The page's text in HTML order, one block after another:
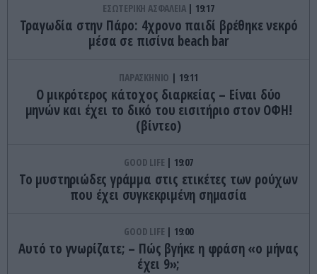
ΕΣΩΤΕΡΙΚΗ ΑΣΦΑΛΕΙΑ 19:17
Τραγωδία στην Πάρο: 4χρονο παιδί βρέθηκε νεκρό
μέσα σε πισίνα beach bar
ΠΑΡΑΣΚΗΝΙΟ 19:11
Ο μικρότερος κάτοχος διαρκείας – Είναι δύο
μηνών και έχει το δικό του εισιτήριο στον ΟΦΗ!
(βίντεο)
GOOD LIFE 19:07
Το μυστηριώδες γράμμα στις ετικέτες των ρούχων
που έχει συγκεκριμένη σημασία
GOOD LIFE 19:00
Αυτό το γνωρίζατε; – Πώς βγήκε η φράση «ο μήνας
έχει 9»;